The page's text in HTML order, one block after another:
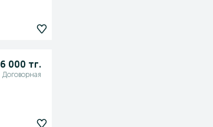
6 000 тг.
Договорная